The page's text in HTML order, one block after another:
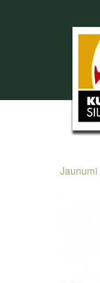
Jaunumi